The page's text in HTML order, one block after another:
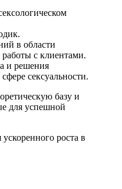
в области
с клиентами.
и решения
сексуальности.
базу и
для успешной
роста в